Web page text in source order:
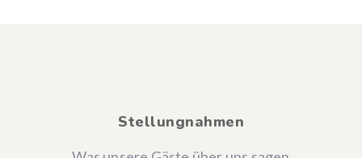
Stellungnahmen